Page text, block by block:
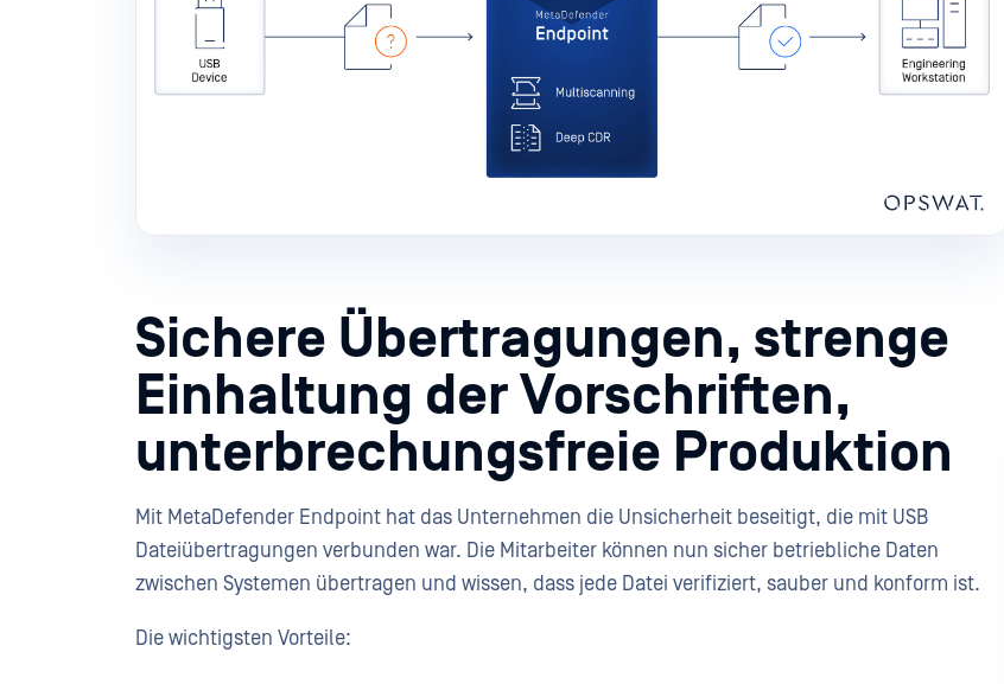
Sichere Übertragungen, strenge
Einhaltung der Vorschriften,
unterbrechungsfreie Produktion
Mit MetaDefender Endpoint hat das Unternehmen die Unsicherheit beseitigt, die mit USB
Dateiübertragungen verbunden war. Die Mitarbeiter können nun sicher betriebliche Daten
zwischen Systemen übertragen und wissen, dass jede Datei verifiziert, sauber und konform ist.
Die wichtigsten Vorteile: